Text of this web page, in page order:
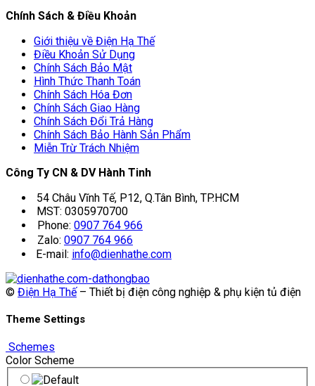
Chính Sách & Điều Khoản
Giới thiệu về Điện Hạ Thế
Điều Khoản Sử Dụng
Chính Sách Bảo Mật
Hình Thức Thanh Toán
Chính Sách Hóa Đơn
Chính Sách Giao Hàng
Chính Sách Đổi Trả Hàng
Chính Sách Bảo Hành Sản Phẩm
Miễn Trừ Trách Nhiệm
Công Ty CN & DV Hành Tinh
54 Châu Vĩnh Tế, P12, Q.Tân Bình, TP.HCM
MST: 0305970700
Phone: 0907 764 966
Zalo: 0907 764 966
E-mail: info@dienhathe.com
© Điện Hạ Thế– Thiết bị điện công nghiệp & phụ kiện tủ điện
Theme Settings
Schemes
Color Scheme